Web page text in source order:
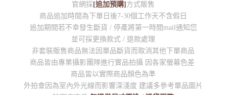
官網採 [追加預購] 方式販售
商品追加時間為下單日後7-30個工作天不含假日
追加期間若不幸發生斷貨 / 停產將第一時間mail通知您
並可採更換款式 / 退款處理
非套裝販售商品無法因單品斷貨而取消其他下單商品
商品皆由專業攝影團隊進行實品拍攝 因各家螢幕色差
商品皆以實際商品顏色為準
外拍會因為室內外光線而影響深淺度 建議多參考單品圖片